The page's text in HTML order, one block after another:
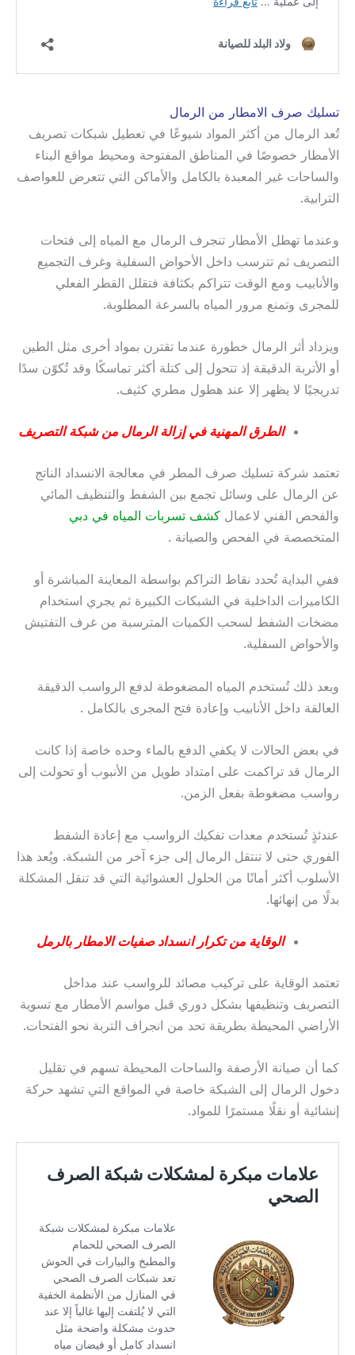
تسليك صرف الامطار من الرمال
تُعد الرمال من أكثر المواد شيوعًا في تعطيل شبكات تصريف
الأمطار خصوصًا في المناطق المفتوحة ومحيط مواقع البناء
والساحات غير المعبدة بالكامل والأماكن التي تتعرض للعواصف
الترابية.
وعندما تهطل الأمطار تنجرف الرمال مع المياه إلى فتحات
التصريف ثم تترسب داخل الأحواض السفلية وغرف التجميع
والأنابيب ومع الوقت تتراكم بكثافة فتقلل القطر الفعلي
للمجرى وتمنع مرور المياه بالسرعة المطلوبة.
ويزداد أثر الرمال خطورة عندما تقترن بمواد أخرى مثل الطين
أو الأتربة الدقيقة إذ تتحول إلى كتلة أكثر تماسكًا وقد تُكوّن سدًا
تدريجيًا لا يظهر إلا عند هطول مطري كثيف.
الطرق المهنية في إزالة الرمال من شبكة التصريف
تعتمد شركة تسليك صرف المطر في معالجة الانسداد الناتج
عن الرمال على وسائل تجمع بين الشفط والتنظيف المائي
والفحص الفني لاعمال كشف تسربات المياه في دبي
المتخصصة في الفحص والصيانة .
ففي البداية تُحدد نقاط التراكم بواسطة المعاينة المباشرة أو
الكاميرات الداخلية في الشبكات الكبيرة ثم يجري استخدام
مضخات الشفط لسحب الكميات المترسبة من غرف التفتيش
والأحواض السفلية.
وبعد ذلك تُستخدم المياه المضغوطة لدفع الرواسب الدقيقة
العالقة داخل الأنابيب وإعادة فتح المجرى بالكامل .
في بعض الحالات لا يكفي الدفع بالماء وحده خاصة إذا كانت
الرمال قد تراكمت على امتداد طويل من الأنبوب أو تحولت إلى
رواسب مضغوطة بفعل الزمن.
عندئذٍ تُستخدم معدات تفكيك الرواسب مع إعادة الشفط
الفوري حتى لا تنتقل الرمال إلى جزء آخر من الشبكة. ويُعد هذا
الأسلوب أكثر أمانًا من الحلول العشوائية التي قد تنقل المشكلة
بدلًا من إنهائها.
الوقاية من تكرار انسداد صفيات الامطار بالرمل
تعتمد الوقاية على تركيب مصائد للرواسب عند مداخل
التصريف وتنظيفها بشكل دوري قبل مواسم الأمطار مع تسوية
الأراضي المحيطة بطريقة تحد من انجراف التربة نحو الفتحات.
كما أن صيانة الأرصفة والساحات المحيطة تسهم في تقليل
دخول الرمال إلى الشبكة خاصة في المواقع التي تشهد حركة
إنشائية أو نقلًا مستمرًا للمواد.